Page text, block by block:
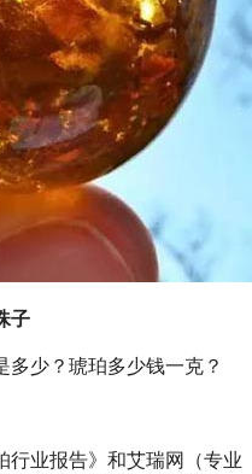
子
少？琥珀多少钱一克？
业报告》和艾瑞网（专业